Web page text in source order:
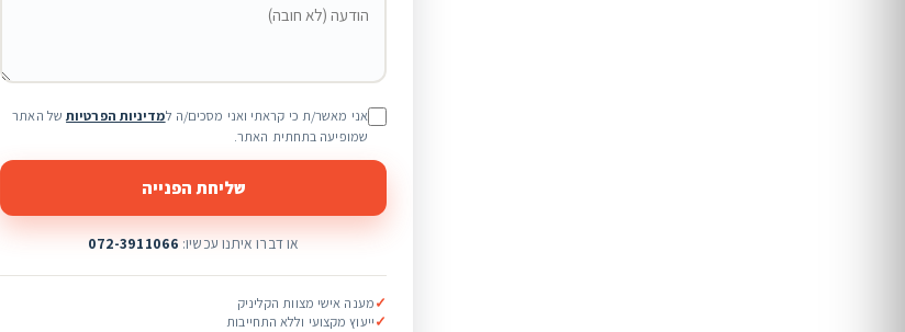
אני מאשר/ת כי קראתי ואני מסכים/ה למדיניות הפרטיותשל האתר
שמופיעה בתחתית האתר.
שליחת הפנייה
או דברו איתנו עכשיו: 072-3911066
✓מענה אישי מצוות הקליניק
✓ייעוץ מקצועי וללא התחייבות